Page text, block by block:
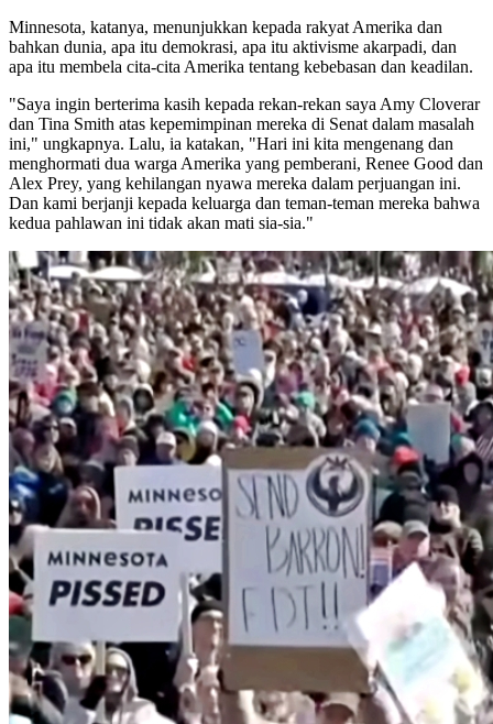
Minnesota, katanya, menunjukkan kepada rakyat Amerika dan
bahkan dunia, apa itu demokrasi, apa itu aktivisme akarpadi, dan
apa itu membela cita-cita Amerika tentang kebebasan dan keadilan.
"Saya ingin berterima kasih kepada rekan-rekan saya Amy Cloverar
dan Tina Smith atas kepemimpinan mereka di Senat dalam masalah
ini," ungkapnya. Lalu, ia katakan, "Hari ini kita mengenang dan
menghormati dua warga Amerika yang pemberani, Renee Good dan
Alex Prey, yang kehilangan nyawa mereka dalam perjuangan ini.
Dan kami berjanji kepada keluarga dan teman-teman mereka bahwa
kedua pahlawan ini tidak akan mati sia-sia."